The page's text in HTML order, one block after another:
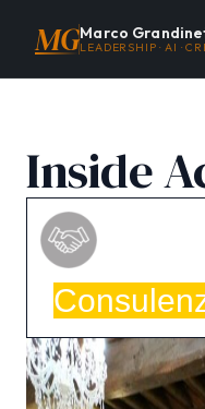
MGMarco
LEADERSHIP · AI ·
Inside